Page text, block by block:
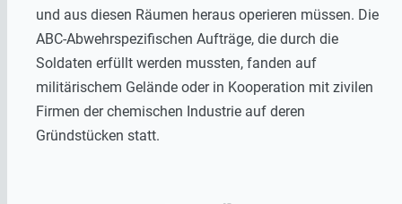
und aus diesen Räumen heraus operieren müssen. Die
ABC-Abwehrspezifischen Aufträge, die durch die
Soldaten erfüllt werden mussten, fanden auf
militärischem Gelände oder in Kooperation mit zivilen
Firmen der chemischen Industrie auf deren
Gründstücken statt.